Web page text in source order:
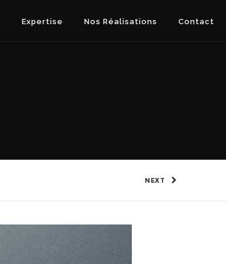
Expertise Nos Réalisations Contact
NEXT